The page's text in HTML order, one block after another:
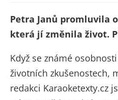
Petra Janů promluvila
která jí změnila život.
Když se známé
životních zkušenostech,
redakci Karaoketexty.cz